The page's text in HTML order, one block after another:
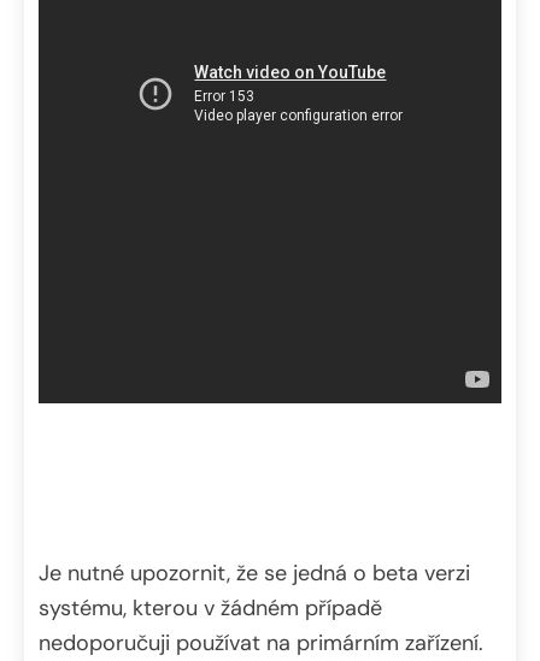
Je nutné upozornit, že se jedná o beta verzi
systému, kterou v žádném případě
nedoporučuji používat na primárním zařízení.